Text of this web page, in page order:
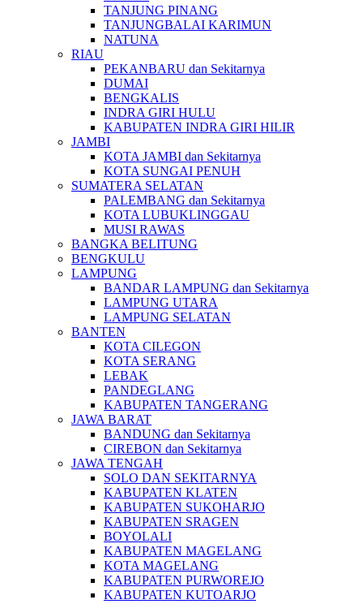
TANJUNG PINANG
TANJUNGBALAI KARIMUN
NATUNA
RIAU
PEKANBARU dan Sekitarnya
DUMAI
BENGKALIS
INDRA GIRI HULU
KABUPATEN INDRA GIRI HILIR
JAMBI
KOTA JAMBI dan Sekitarnya
KOTA SUNGAI PENUH
SUMATERA SELATAN
PALEMBANG dan Sekitarnya
KOTA LUBUKLINGGAU
MUSI RAWAS
BANGKA BELITUNG
BENGKULU
LAMPUNG
BANDAR LAMPUNG dan Sekitarnya
LAMPUNG UTARA
LAMPUNG SELATAN
BANTEN
KOTA CILEGON
KOTA SERANG
LEBAK
PANDEGLANG
KABUPATEN TANGERANG
JAWA BARAT
BANDUNG dan Sekitarnya
CIREBON dan Sekitarnya
JAWA TENGAH
SOLO DAN SEKITARNYA
KABUPATEN KLATEN
KABUPATEN SUKOHARJO
KABUPATEN SRAGEN
BOYOLALI
KABUPATEN MAGELANG
KOTA MAGELANG
KABUPATEN PURWOREJO
KABUPATEN KUTOARJO